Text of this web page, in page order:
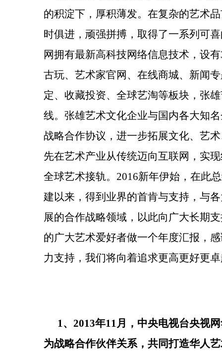
的积淀下，厚积薄发。在复杂的艺术
时俱进，顽强拼搏，取得了一系列可
网拥有最新高科技网络信息技术，设
古玩、艺术家官网、在线商城、新闻
定、收藏投资、全球艺淘等板块，张
线。张雄艺术文化企业与国内各大知
战略合作协议，进一步拓展文化、艺
先在艺术产业从传统迈向互联网，实
全球艺术接轨。2016新年伊始，在此
建以来，得到业界的首肯与支持，与
展的合作战略领域，以此向广大长期
的广大艺术爱好者做一个年度汇报，
力支持，我们将向着追求更高更好更
1、2013年11月，中央电视台央视
为战略合作伙伴关系，共同打造华人